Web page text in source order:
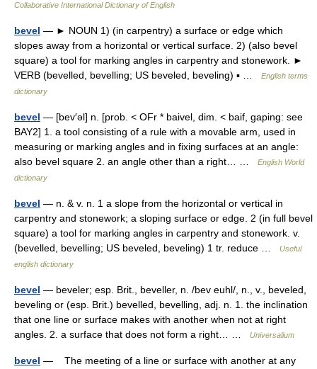
Collaborative International Dictionary of English
bevel — ► NOUN 1) (in carpentry) a surface or edge which
slopes away from a horizontal or vertical surface. 2) (also bevel
square) a tool for marking angles in carpentry and stonework. ►
VERB (bevelled, bevelling; US beveled, beveling) ▪ …
English terms
dictionary
bevel — [bev′əl] n. [prob. < OFr * baivel, dim. < baif, gaping: see
BAY2] 1. a tool consisting of a rule with a movable arm, used in
measuring or marking angles and in fixing surfaces at an angle:
also bevel square 2. an angle other than a right… …
English World
dictionary
bevel — n. & v. n. 1 a slope from the horizontal or vertical in
carpentry and stonework; a sloping surface or edge. 2 (in full bevel
square) a tool for marking angles in carpentry and stonework. v.
(bevelled, bevelling; US beveled, beveling) 1 tr. reduce …
Useful
english dictionary
bevel — beveler; esp. Brit., beveller, n. /bev euhl/, n., v., beveled,
beveling or (esp. Brit.) bevelled, bevelling, adj. n. 1. the inclination
that one line or surface makes with another when not at right
angles. 2. a surface that does not form a right… …
Universalium
bevel — The meeting of a line or surface with another at any